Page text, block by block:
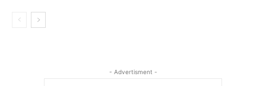
- Advertisment -